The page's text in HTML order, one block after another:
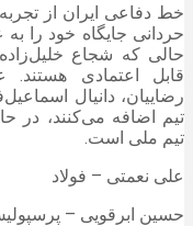
خط دفاعی ایران از
حردانی جایگاه خود را
حالی که شجاع
قابل اعتمادی
رضاییان، دانیال
تیم اضافه می‌کنند، در
تیم ملی است.
علی نعمتی – فولاد
حسین ابرقویی –